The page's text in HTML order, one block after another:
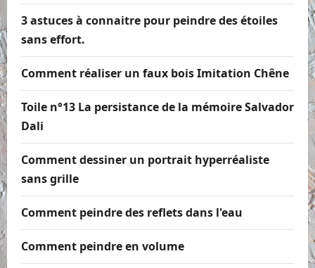
3 astuces à connaitre pour peindre des étoiles
sans effort.
Comment réaliser un faux bois Imitation Chêne
Toile n°13 La persistance de la mémoire Salvador
Dali
Comment dessiner un portrait hyperréaliste
sans grille
Comment peindre des reflets dans l'eau
Comment peindre en volume